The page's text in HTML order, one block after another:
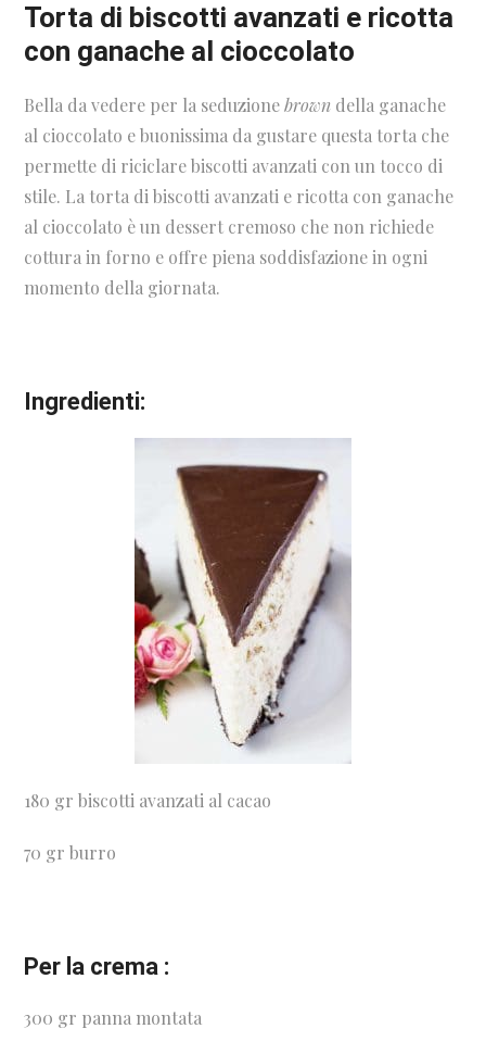
Torta di biscotti avanzati e ricotta
con ganache al cioccolato
Bella da vedere per la seduzionebrown della ganache
al cioccolato e buonissima da gustare questa torta che
permette di riciclare biscotti avanzati con un tocco di
stile. La torta di biscotti avanzati e ricotta con ganache
al cioccolato è un dessert cremoso che non richiede
cottura in forno e offre piena soddisfazione in ogni
momento della giornata.
Ingredienti:
180 gr biscotti avanzati al cacao
70 gr burro
Per la crema :
300 gr panna montata